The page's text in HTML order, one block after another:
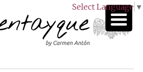
Select Language ▼